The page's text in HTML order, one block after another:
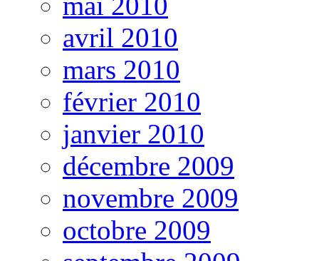
avril 2010
mars 2010
février 2010
janvier 2010
décembre 2009
novembre 2009
octobre 2009